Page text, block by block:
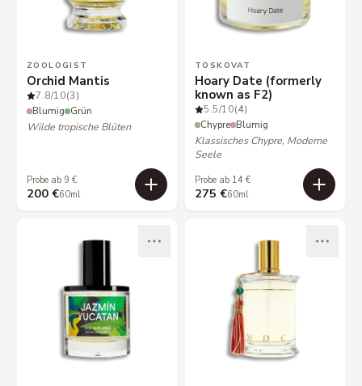
ZOOLOGIST
Orchid Mantis
7.8/10(3)
Blumig Grün
Wilde tropische Blüten
Probe ab 9 €
200 €60ml
TOSKOVAT
Hoary Date (formerly
known as F2)
5.5/10(4)
Chypre Blumig
Klassisches Chypre, Moderne
Seele
Probe ab 14 €
275 €60ml